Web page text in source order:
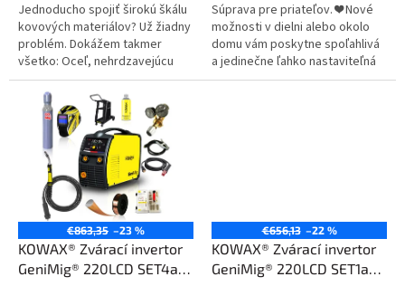
Jednoducho spojiť širokú škálu
kovových materiálov? Už žiadny
problém. Dokážem takmer
všetko: Oceľ, nehrdzavejúcu
oceľ, hliník a jeho zliatiny, meď a
jej zliatiny. Kliknite sem....
Súprava pre priateľov. ❤️ Nové
možnosti v dielni alebo okolo
domu vám poskytne spoľahlivá
a jedinečne ľahko nastaviteľná
súprava GeniMig®220LCD.
€863,35 –23 %
KOWAX® Zvárací invertor
GeniMig® 220LCD SET4a
€656,13 –22 %
KOWAX® Zvárací invertor
GeniMig® 220LCD SET1a